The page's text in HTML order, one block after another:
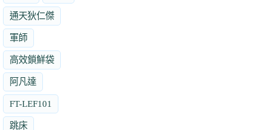
通天狄仁傑
軍師
高效鎖鮮袋
阿凡達
FT-LEF101
跳床